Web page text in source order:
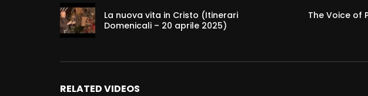
La nuova vita in Cristo (Itinerari
Domenicali – 20 aprile 2025)
The Voice of
RELATED VIDEOS